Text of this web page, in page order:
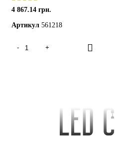
4 867.14 грн.
Артикул 561218